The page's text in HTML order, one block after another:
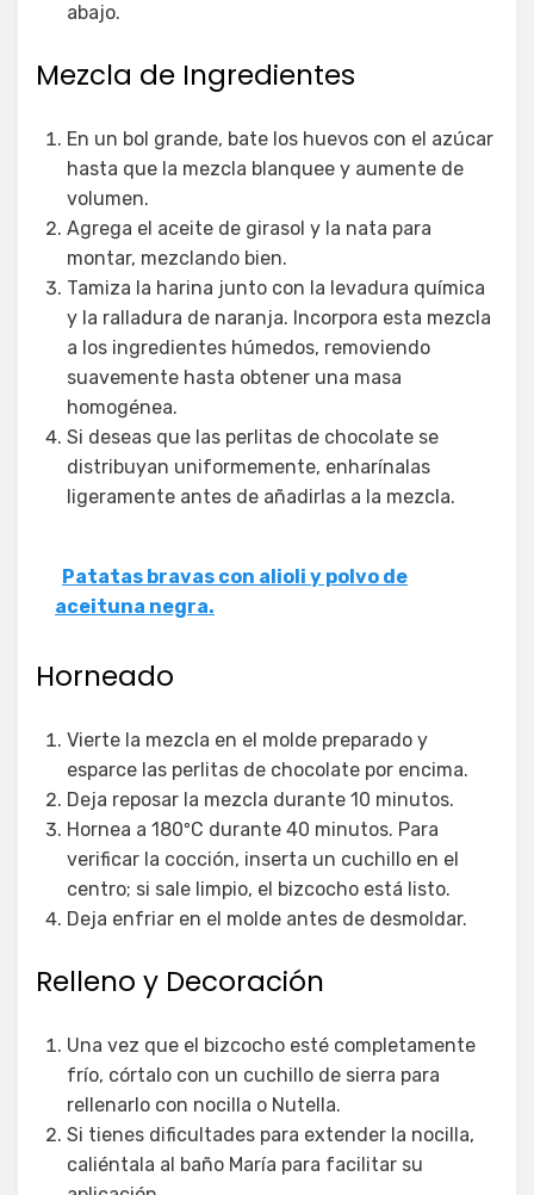
abajo.
Mezcla de Ingredientes
En un bol grande, bate los huevos con el azúcar
hasta que la mezcla blanquee y aumente de
volumen.
Agrega el aceite de girasol y la nata para
montar, mezclando bien.
Tamiza la harina junto con la levadura química
y la ralladura de naranja. Incorpora esta mezcla
a los ingredientes húmedos, removiendo
suavemente hasta obtener una masa
homogénea.
Si deseas que las perlitas de chocolate se
distribuyan uniformemente, enharínalas
ligeramente antes de añadirlas a la mezcla.
Patatas bravas con alioli y polvo de
aceituna negra.
Horneado
Vierte la mezcla en el molde preparado y
esparce las perlitas de chocolate por encima.
Deja reposar la mezcla durante 10 minutos.
Hornea a 180ºC durante 40 minutos. Para
verificar la cocción, inserta un cuchillo en el
centro; si sale limpio, el bizcocho está listo.
Deja enfriar en el molde antes de desmoldar.
Relleno y Decoración
Una vez que el bizcocho esté completamente
frío, córtalo con un cuchillo de sierra para
rellenarlo con nocilla o Nutella.
Si tienes dificultades para extender la nocilla,
caliéntala al baño María para facilitar su